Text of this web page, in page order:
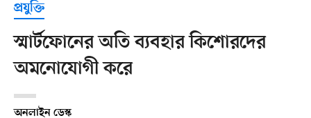
প্রযুক্তি
স্মার্টফোনের অতি ব্যবহার কিশোরদের
অমনোযোগী করে
অনলাইন ডেস্ক